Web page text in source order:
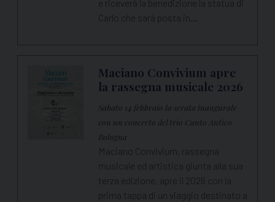
e riceverà la benedizione la statua di
Carlo che sarà posta in…
Maciano Convivium apre
la rassegna musicale 2026
Sabato 14 febbraio la serata inaugurale
con un concerto del trio Canto Antico
Bologna
Maciano Convivium, rassegna
musicale ed artistica giunta alla sua
terza edizione, apre il 2026 con la
prima tappa di un viaggio destinato a